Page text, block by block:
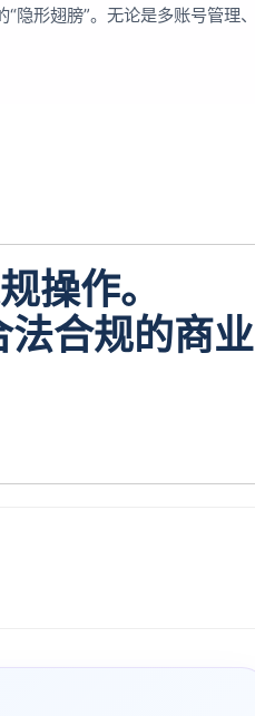
隐形翅膀”。无论是多账号管理、
操作。
合规的商业